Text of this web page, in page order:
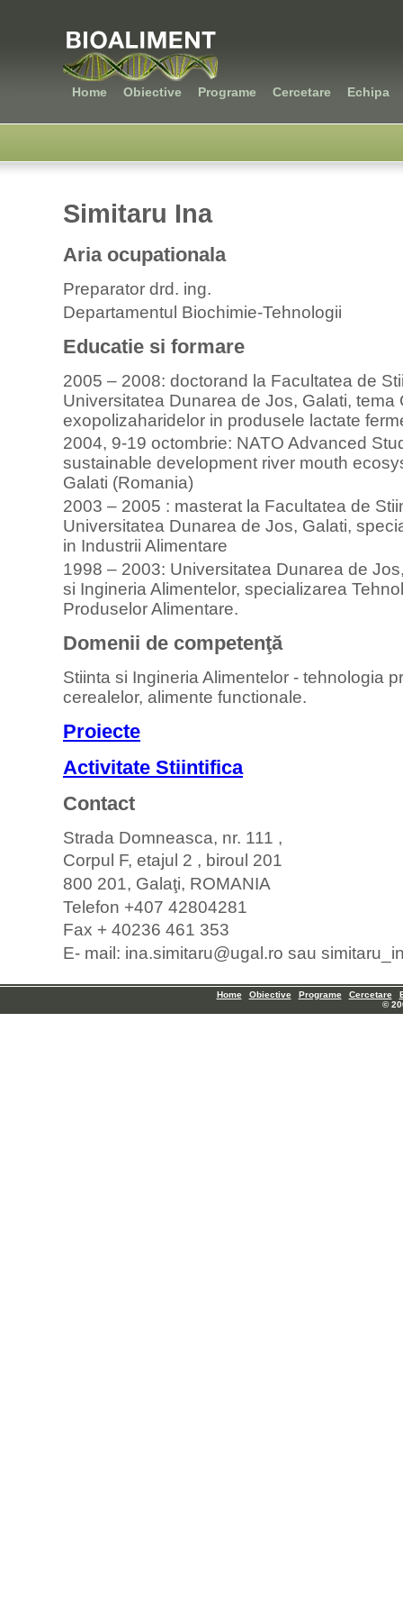
Home Obiective Programe Cercetare Echipa
Simitaru Ina
Aria ocupationala
Preparator drd. ing.
Departamentul Biochimie-Tehnologii
Educatie si formare
2005 – 2008: doctorand la Facultatea de
Universitatea Dunarea de Jos, Galati,
exopolizaharidelor in produsele lactate
2004, 9-19 octombrie: NATO Advanced
sustainable development river mouth
Galati (Romania)
2003 – 2005 : masterat la Facultatea de
Universitatea Dunarea de Jos, Galati,
in Industrii Alimentare
1998 – 2003: Universitatea Dunarea de
si Ingineria Alimentelor, specializarea
Produselor Alimentare.
Domenii de competenţă
Stiinta si Ingineria Alimentelor - tehnologia
cerealelor, alimente functionale.
Proiecte
Activitate Stiintifica
Contact
Strada Domneasca, nr. 111 ,
Corpul F, etajul 2 , biroul 201
800 201, Galaţi, ROMANIA
Telefon +407 42804281
Fax + 40236 461 353
E- mail: ina.simitaru@ugal.ro sau
Home Obiective Programe Cercetare
©